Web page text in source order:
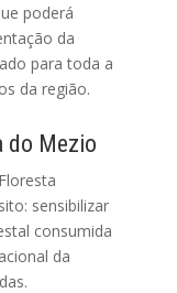
poderá
da
para toda a
da região.
do Mezio
sensibilizar
consumida
da